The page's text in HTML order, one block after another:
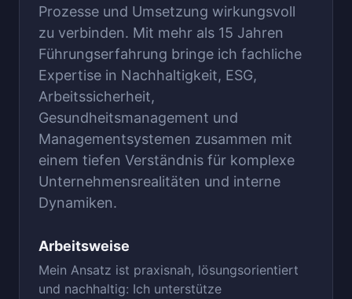
Prozesse und Umsetzung wirkungsvoll
zu verbinden. Mit mehr als 15 Jahren
Führungserfahrung bringe ich fachliche
Expertise in Nachhaltigkeit, ESG,
Arbeitssicherheit,
Gesundheitsmanagement und
Managementsystemen zusammen mit
einem tiefen Verständnis für komplexe
Unternehmensrealitäten und interne
Dynamiken.
Arbeitsweise
Mein Ansatz ist praxisnah, lösungsorientiert
und nachhaltig: Ich unterstütze